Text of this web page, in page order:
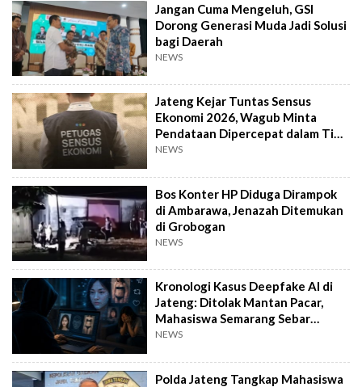
Jangan Cuma Mengeluh, GSI
Dorong Generasi Muda Jadi Solusi
bagi Daerah
NEWS
Jateng Kejar Tuntas Sensus
Ekonomi 2026, Wagub Minta
Pendataan Dipercepat dalam Tiga
Pekan
NEWS
Bos Konter HP Diduga Dirampok
di Ambarawa, Jenazah Ditemukan
di Grobogan
NEWS
Kronologi Kasus Deepfake AI di
Jateng: Ditolak Mantan Pacar,
Mahasiswa Semarang Sebar
Konten Porno
NEWS
Polda Jateng Tangkap Mahasiswa